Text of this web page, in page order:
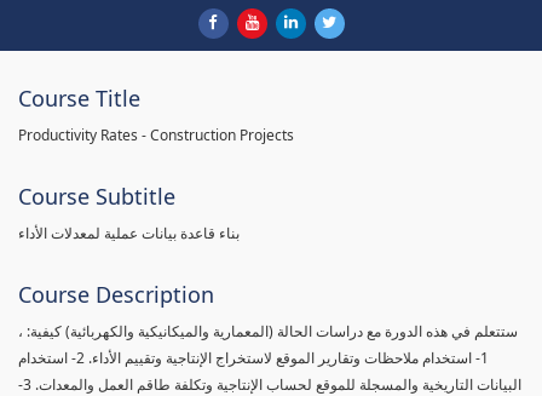
Course Title
Productivity Rates - Construction Projects
Course Subtitle
بناء قاعدة بيانات عملية لمعدلات الأداء
Course Description
، ستتعلم في هذه الدورة مع دراسات الحالة (المعمارية والميكانيكية والكهربائية) كيفية:
1- استخدام ملاحظات وتقارير الموقع لاستخراج الإنتاجية وتقييم الأداء. 2- استخدام
البيانات التاريخية والمسجلة للموقع لحساب الإنتاجية وتكلفة طاقم العمل والمعدات. 3-